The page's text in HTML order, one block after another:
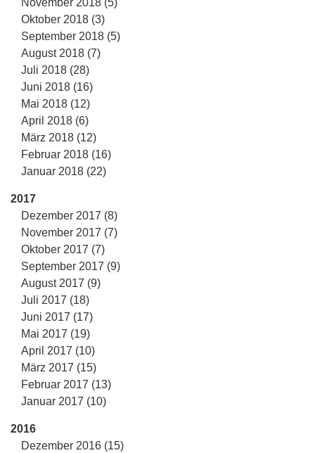
November 2018 (5)
Oktober 2018 (3)
September 2018 (5)
August 2018 (7)
Juli 2018 (28)
Juni 2018 (16)
Mai 2018 (12)
April 2018 (6)
März 2018 (12)
Februar 2018 (16)
Januar 2018 (22)
2017
Dezember 2017 (8)
November 2017 (7)
Oktober 2017 (7)
September 2017 (9)
August 2017 (9)
Juli 2017 (18)
Juni 2017 (17)
Mai 2017 (19)
April 2017 (10)
März 2017 (15)
Februar 2017 (13)
Januar 2017 (10)
2016
Dezember 2016 (15)